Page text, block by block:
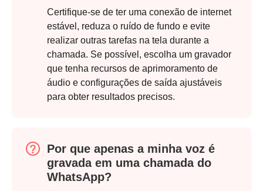
Certifique-se de ter uma conexão de internet
estável, reduza o ruído de fundo e evite
realizar outras tarefas na tela durante a
chamada. Se possível, escolha um gravador
que tenha recursos de aprimoramento de
áudio e configurações de saída ajustáveis
para obter resultados precisos.
Por que apenas a minha voz é
gravada em uma chamada do
WhatsApp?